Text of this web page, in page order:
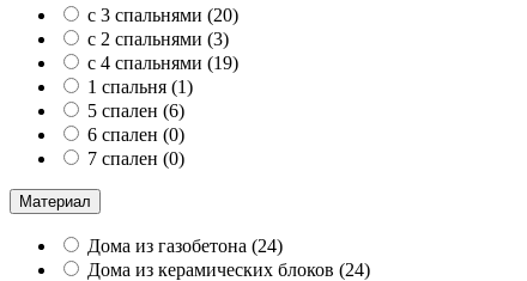
с 3 спальнями (20)
с 2 спальнями (3)
с 4 спальнями (19)
1 спальня (1)
5 спален (6)
6 спален (0)
7 спален (0)
Материал
Дома из газобетона (24)
Дома из керамических блоков (24)